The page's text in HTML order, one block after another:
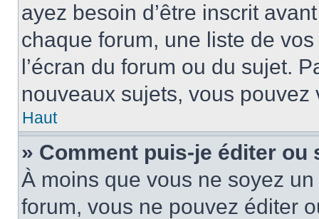
ayez besoin d’être inscrit
chaque forum, une liste de
l’écran du forum ou du sujet.
nouveaux sujets, vous
Haut
» Comment puis-je éditer
À moins que vous ne soyez
forum, vous ne pouvez éditer